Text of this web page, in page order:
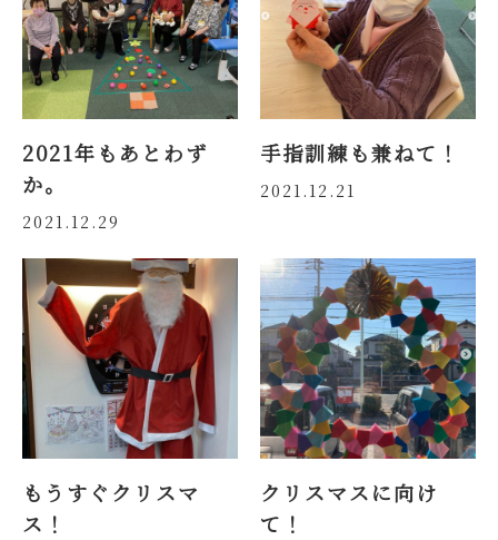
2021年もあとわず
か。
2021.12.29
手指訓練も兼ねて！
2021.12.21
もうすぐクリスマ
ス！
クリスマスに向け
て！